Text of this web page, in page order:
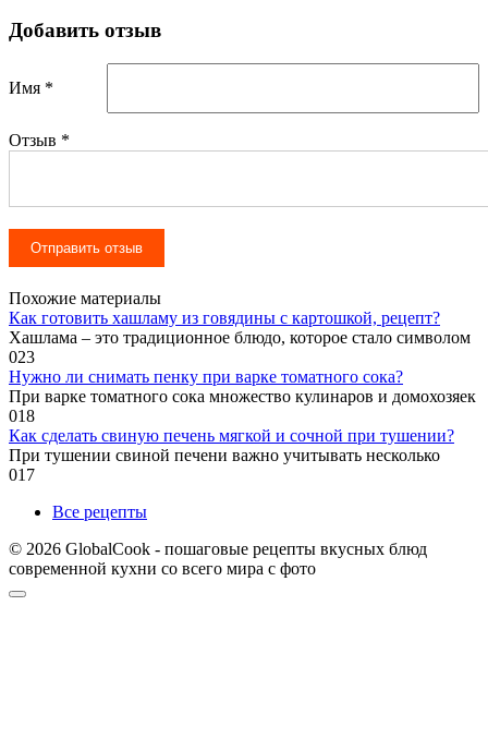
Добавить отзыв
Имя *
Отзыв *
Похожие материалы
Как готовить хашламу из говядины с картошкой, рецепт?
Хашлама – это традиционное блюдо, которое стало символом
023
Нужно ли снимать пенку при варке томатного сока?
При варке томатного сока множество кулинаров и домохозяек
018
Как сделать свиную печень мягкой и сочной при тушении?
При тушении свиной печени важно учитывать несколько
017
Все рецепты
© 2026 GlobalCook - пошаговые рецепты вкусных блюд
современной кухни со всего мира с фото